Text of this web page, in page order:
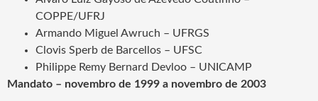
COPPE/UFRJ
Armando Miguel Awruch – UFRGS
Clovis Sperb de Barcellos – UFSC
Philippe Remy Bernard Devloo – UNICAMP
Mandato – novembro de 1999 a novembro de 2003